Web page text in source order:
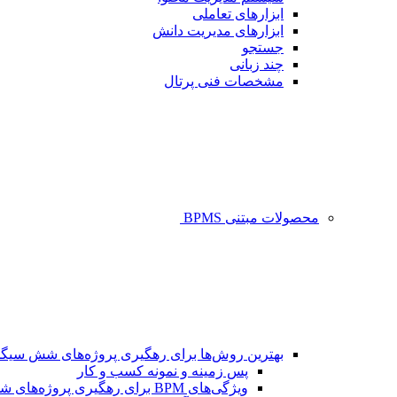
ابزارهای تعاملی
ابزارهای مدیریت دانش
جستجو
چند زبانی
مشخصات فنی پرتال
محصولات مبتنی BPMS
بهترین روش‌ها برای رهگیری پروژه‌های شش
پس زمینه و نمونه کسب و کار
ویژگی‌های BPM برای رهگیری پروژه‌های شش سیگما